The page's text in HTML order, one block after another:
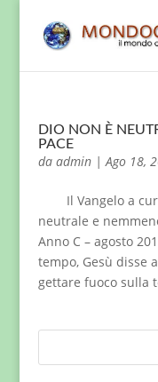
DIO NON È
PACE
da admin|Ago 18,
Il Vangelo a cura
neutrale e
Anno C – agosto
tempo, Gesù disse
gettare fuoco sulla